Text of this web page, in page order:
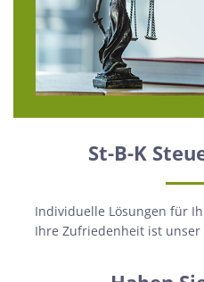
St-B-K
Individuelle Lösungen für
Ihre Zufriedenheit ist unser